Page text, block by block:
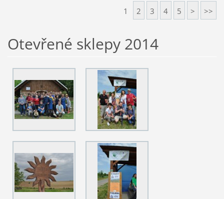
1 2 3 4 5 > >>
Otevřené sklepy 2014